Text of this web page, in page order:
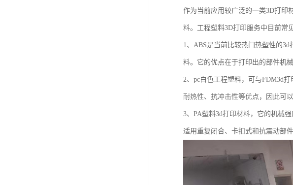
作为当前应用较广泛的一类3D打印
料。工程塑料3D打印服务中目前常
1、ABS是当前比较热门热塑性的
料。它的优点在于打印出的部件机
2、pc白色工程塑料，可与FDM3d
耐热性、抗冲击性等优点，因此可
3、PA塑料3d打印材料，它的机械
适用重复闭合、卡扣式和抗震动部